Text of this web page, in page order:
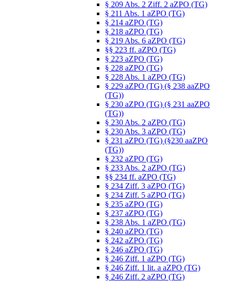
§ 209 Abs. 2 Ziff. 2 aZPO (TG)
§ 211 Abs. 1 aZPO (TG)
§ 214 aZPO (TG)
§ 218 aZPO (TG)
§ 219 Abs. 6 aZPO (TG)
§§ 223 ff. aZPO (TG)
§ 223 aZPO (TG)
§ 228 aZPO (TG)
§ 228 Abs. 1 aZPO (TG)
§ 229 aZPO (TG) (§ 238 aaZPO
(TG))
§ 230 aZPO (TG) (§ 231 aaZPO
(TG))
§ 230 Abs. 2 aZPO (TG)
§ 230 Abs. 3 aZPO (TG)
§ 231 aZPO (TG) (§230 aaZPO
(TG))
§ 232 aZPO (TG)
§ 233 Abs. 2 aZPO (TG)
§§ 234 ff. aZPO (TG)
§ 234 Ziff. 3 aZPO (TG)
§ 234 Ziff. 5 aZPO (TG)
§ 235 aZPO (TG)
§ 237 aZPO (TG)
§ 238 Abs. 1 aZPO (TG)
§ 240 aZPO (TG)
§ 242 aZPO (TG)
§ 246 aZPO (TG)
§ 246 Ziff. 1 aZPO (TG)
§ 246 Ziff. 1 lit. a aZPO (TG)
§ 246 Ziff. 2 aZPO (TG)